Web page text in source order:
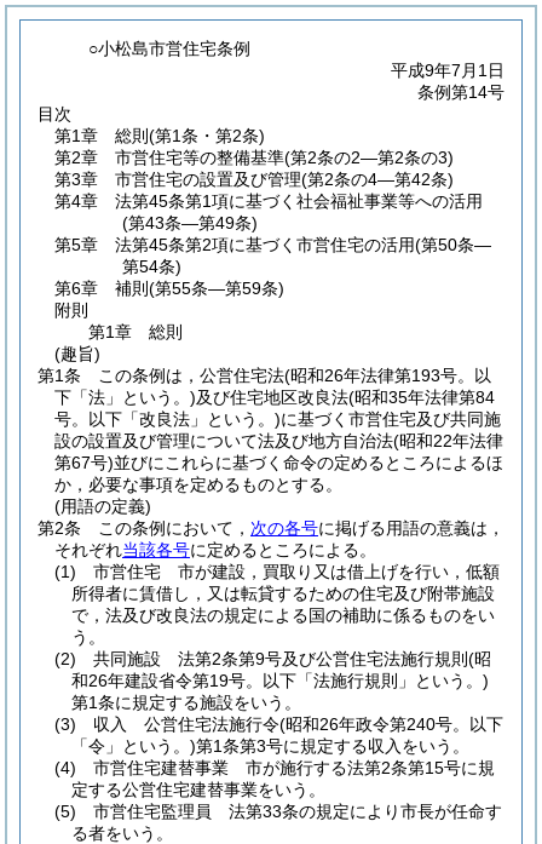
○小松島市営住宅条例
平成9年7月1日
条例第14号
目次
第1章
総則 (第1条・第2条)
第2章
市営住宅等の整備基準(第2条の2―第2条の3)
第3章
市営住宅の設置及び管理(第2条の4―第42条)
第4章
法第45条第1項に基づく社会福祉事業等への活用
(第43条―第49条)
第5章
法第45条第2項に基づく市営住宅の活用(第50条―
第54条)
第6章
補則 (第55条―第59条)
附則
第1章
総則
(趣旨)
第1条
この条例は，公営住宅法(昭和26年法律第193号。以
下「法」という。)及び住宅地区改良法(昭和35年法律第84
号。以下「改良法」という。)に基づく市営住宅及び共同施
設の設置及び管理について法及び地方自治法(昭和22年法律
第67号)並びにこれらに基づく命令の定めるところによるほ
か，必要な事項を定めるものとする。
(用語の定義)
第2条
この条例において， 次の各号に掲げる用語の意義は，
それぞれ当該各号に定めるところによる。
(1)
市営住宅 市が建設，買取り又は借上げを行い，低額
所得者に賃借し，又は転貸するための住宅及び附帯施設
で，法及び改良法の規定による国の補助に係るものをい
う。
(2)
共同施設 法第2条第9号及び公営住宅法施行規則 (昭
和26年建設省令第19号。以下「法施行規則」という。)
第1条に規定する施設をいう。
(3)
収入 公営住宅法施行令(昭和26年政令第240号。以下
「令」という。)第1条第3号に規定する収入をいう。
(4)
市営住宅建替事業 市が施行する法第2条第15号に規
定する公営住宅建替事業をいう。
(5)
市営住宅監理員 法第33条の規定により市長が任命す
る者をいう。